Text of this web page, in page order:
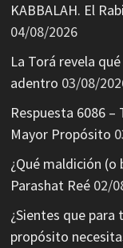
KABBALAH. El
04/08/2026
La Torá revela
adentro 03/08/
Respuesta 6086 –
Mayor Propósito
¿Qué maldición
Parashat Reé 02/
¿Sientes que
propósito